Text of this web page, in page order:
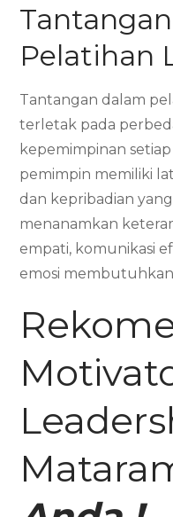
Pelatihan
Tantangan dalam
terletak pada
kepemimpinan
pemimpin memiliki
dan kepribadian
menanamkan
empati, komunikasi
emosi